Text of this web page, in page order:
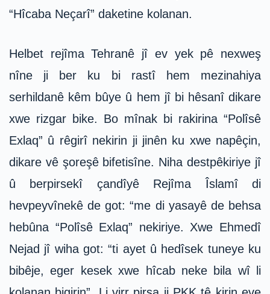
“Hîcaba Neçarî” daketine kolanan.
Helbet rejîma Tehranê jî ev yek pê nexweş
nîne ji ber ku bi rastî hem mezinahiya
serhildanê kêm bûye û hem jî bi hêsanî dikare
xwe rizgar bike. Bo mînak bi rakirina “Polîsê
Exlaq” û rêgirî nekirin ji jinên ku xwe napêçin,
dikare vê şoreşê bifetisîne. Niha destpêkiriye jî
û berpirsekî çandîyê Rejîma Îslamî di
hevpeyvînekê de got: “me di yasayê de behsa
hebûna “Polîsê Exlaq” nekiriye. Xwe Ehmedî
Nejad jî wiha got: “ti ayet û hedîsek tuneye ku
bibêje, eger kesek xwe hîcab neke bila wî li